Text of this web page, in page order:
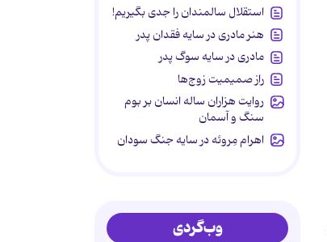
استقلال سالمندان را جدی بگیریم!
هنر مادری در سایه‌ فقدان پدر
مادری در سایه سوگ پدر
راز صمیمیت زوج‌ها
روایت هزاران ساله انسان بر بوم
سنگ و آسمان
اهرام مِروئه در سایه جنگ سودان
وب‌گردی